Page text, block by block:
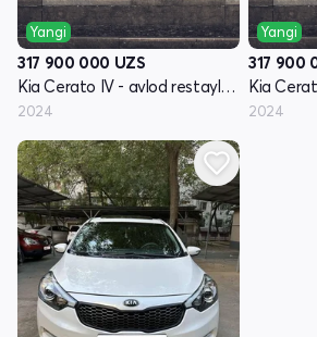
Yangi
317 900 000 UZS
Kia Cerato IV - avlod restayling
2024
Yangi
317 900
2024